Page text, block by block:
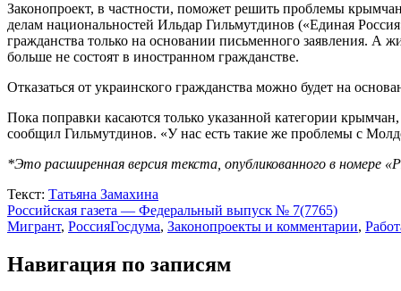
Законопроект, в частности, поможет решить проблемы
делам национальностей Ильдар Гильмутдинов («Единая
гражданства только на основании письменного заявления. А
больше не состоят в иностранном гражданстве.
Отказаться от украинского гражданства можно будет на
Пока поправки касаются только указанной категории
сообщил Гильмутдинов. «У нас есть такие же проблемы с
*Это расширенная версия текста, опубликованного в номере
Текст: Татьяна Замахина
Российская газета — Федеральный выпуск № 7(7765)
Мигрант, РоссияГосдума, Законопроекты и комментарии,
Навигация по записям